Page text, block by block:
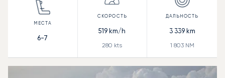
6-7
519 km/h
280 kts
3 339km
1 803NM